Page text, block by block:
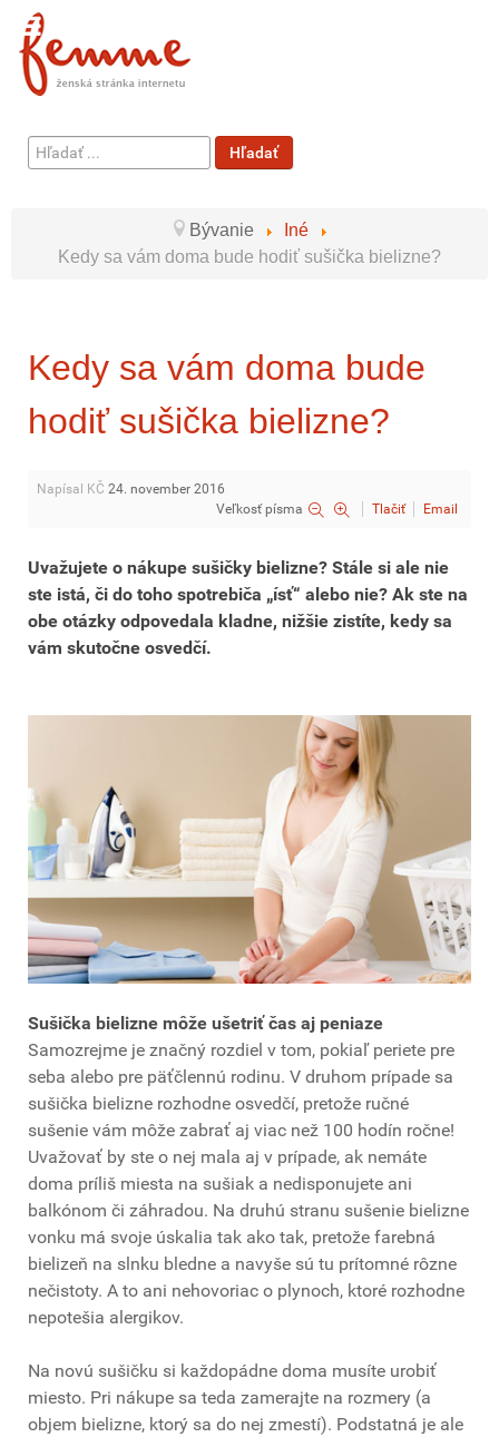
Hľadať
...
Hľadať
Bývanie
Iné
Kedy sa vám doma bude hodiť sušička bielizne?
Kedy sa vám doma bude
hodiť sušička bielizne?
Napísal KČ 24. november 2016
Veľkosť písma
Tlačiť Email
Uvažujete o nákupe sušičky bielizne? Stále si ale nie
ste istá, či do toho spotrebiča „ísť“ alebo nie? Ak ste na
obe otázky odpovedala kladne, nižšie zistíte, kedy sa
vám skutočne osvedčí.
Sušička bielizne môže ušetriť čas aj peniaze
Samozrejme je značný rozdiel v tom, pokiaľ periete pre
seba alebo pre päťčlennú rodinu. V druhom prípade sa
sušička bielizne rozhodne osvedčí, pretože ručné
sušenie vám môže zabrať aj viac než 100 hodín ročne!
Uvažovať by ste o nej mala aj v prípade, ak nemáte
doma príliš miesta na sušiak a nedisponujete ani
balkónom či záhradou. Na druhú stranu sušenie bielizne
vonku má svoje úskalia tak ako tak, pretože farebná
bielizeň na slnku bledne a navyše sú tu prítomné rôzne
nečistoty. A to ani nehovoriac o plynoch, ktoré rozhodne
nepotešia alergikov.
Na novú sušičku si každopádne doma musíte urobiť
miesto. Pri nákupe sa teda zamerajte na rozmery (a
objem bielizne, ktorý sa do nej zmestí). Podstatná je ale